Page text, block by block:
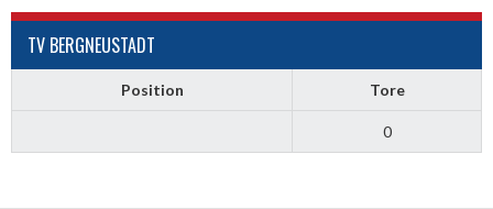
TV BERGNEUSTADT
Position Tore
0